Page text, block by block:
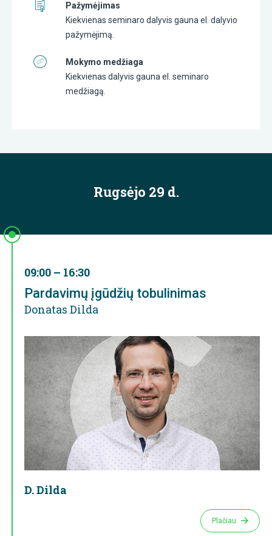
Pažymėjimas
Kiekvienas seminaro dalyvis gauna el. dalyvio
pažymėjimą.
Mokymo medžiaga
Kiekvienas dalyvis gauna el. seminaro
medžiagą.
Rugsėjo 29 d.
09:00 – 16:30
Pardavimų įgūdžių tobulinimas
Donatas Dilda
D. Dilda
Plačiau